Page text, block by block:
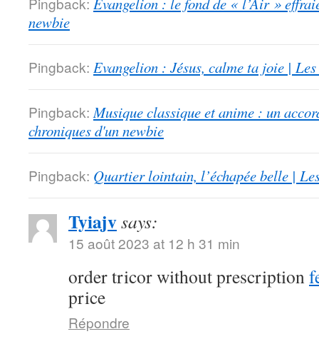
newbie
Pingback: Evangelion : Jésus, calme ta joie |
Pingback: Musique classique et anime : un
chroniques d'un newbie
Pingback: Quartier lointain, l’échapée belle |
Tyiajvsays:
15 août 2023 at 12 h 31 min
order tricor without prescription
price
Répondre